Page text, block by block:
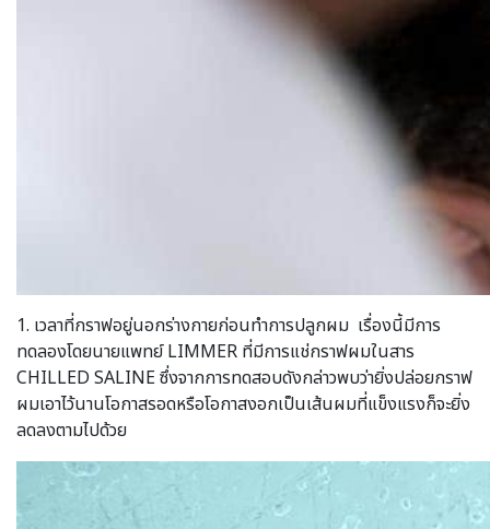
1. เวลาที่กราฟอยู่นอกร่างกายก่อนทำการปลูกผม เรื่องนี้มีการ
ทดลองโดยนายแพทย์ LIMMER ที่มีการแช่กราฟผมในสาร
CHILLED SALINE ซึ่งจากการทดสอบดังกล่าวพบว่ายิ่งปล่อยกราฟ
ผมเอาไว้นานโอกาสรอดหรือโอกาสงอกเป็นเส้นผมที่แข็งแรงก็จะยิ่ง
ลดลงตามไปด้วย